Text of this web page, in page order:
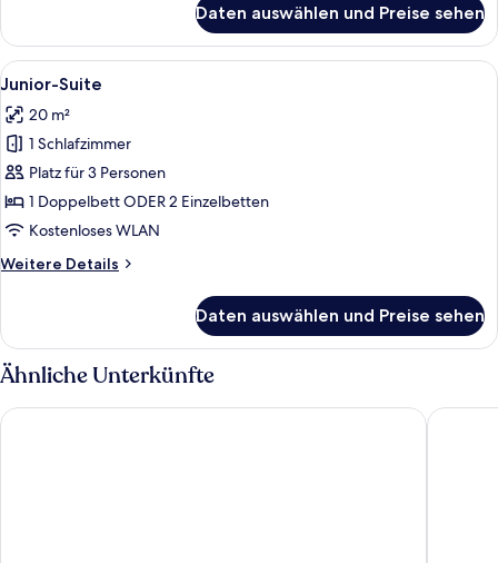
Dreibettzimmer
Daten auswählen und Preise sehen
Alle
Fotos
für
Junior-
Suite
anzeigen
Ein Hotelzimmer mit Bett,
13
Junior-Suite
20 m²
1 Schlafzimmer
Platz für 3 Personen
1 Doppelbett ODER 2 Einzelbetten
Kostenloses WLAN
Weitere Details
Weitere
Suite
Daten auswählen und Preise sehen
Ähnliche Unterkünfte
UNA Hotels Napoli Royal